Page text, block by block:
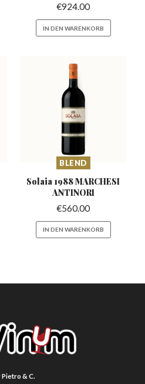
€924.00
IN DEN WARENKORB
BLEND
Solaia 1988 MARCHESI
ANTINORI
€560.00
IN DEN WARENKORB
& C.